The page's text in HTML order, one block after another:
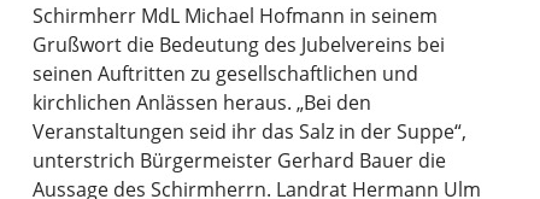
Schirmherr MdL Michael Hofmann in seinem
Grußwort die Bedeutung des Jubelvereins bei
seinen Auftritten zu gesellschaftlichen und
kirchlichen Anlässen heraus. „Bei den
Veranstaltungen seid ihr das Salz in der Suppe“,
unterstrich Bürgermeister Gerhard Bauer die
Aussage des Schirmherrn. Landrat Hermann Ulm